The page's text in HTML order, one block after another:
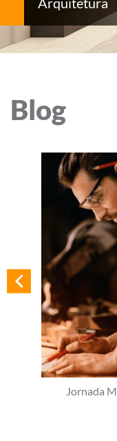
Blog
Jornada